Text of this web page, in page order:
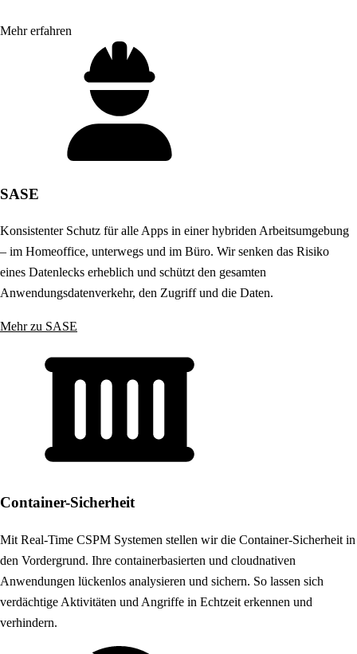
Mehr erfahren
SASE
Konsistenter Schutz für alle Apps in einer hybriden Arbeitsumgebung
– im Homeoffice, unterwegs und im Büro. Wir senken das Risiko
eines Datenlecks erheblich und schützt den gesamten
Anwendungsdatenverkehr, den Zugriff und die Daten.
Mehr zu SASE
Container-Sicherheit
Mit Real-Time CSPM Systemen stellen wir die Container-Sicherheit in
den Vordergrund. Ihre containerbasierten und cloudnativen
Anwendungen lückenlos analysieren und sichern. So lassen sich
verdächtige Aktivitäten und Angriffe in Echtzeit erkennen und
verhindern.